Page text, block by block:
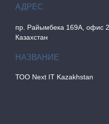
пр. Райымбека 169А, офис
Казахстан
ТОО Next IT Kazakhstan